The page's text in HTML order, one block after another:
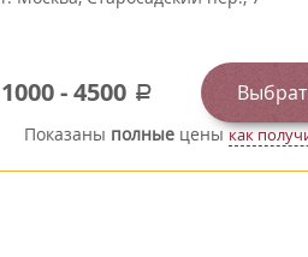
1000-4500 a
Показаны полныеценыкак